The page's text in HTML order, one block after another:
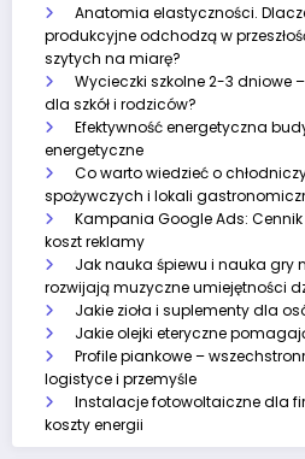
Anatomia elastyczności.
produkcyjne odchodzą w
szytych na miarę?
Wycieczki szkolne 2-3 dniowe
dla szkół i rodziców?
Efektywność energetyczna
energetyczne
Co warto wiedzieć o
spożywczych i lokali
Kampania Google Ads:
koszt reklamy
Jak nauka śpiewu i nauka gry
rozwijają muzyczne umiejętności
Jakie zioła i suplementy dla
Jakie olejki eteryczne
Profile piankowe –
logistyce i przemyśle
Instalacje fotowoltaiczne dla
koszty energii